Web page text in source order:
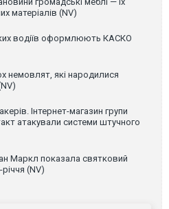
матеріалів (NV)
водіїв оформлюють КАСКО
немовлят, які народилися
Інтернет-магазин групи
атакували системи штучного
Маркл показала святковий
(NV)